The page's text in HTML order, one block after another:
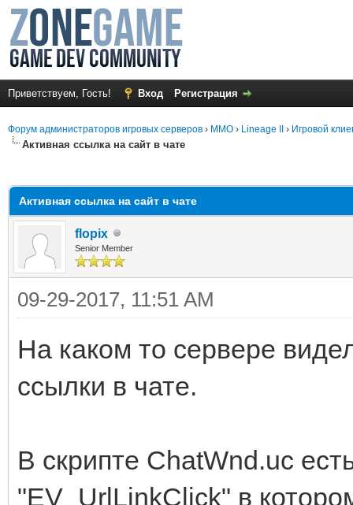
Приветствуем, Гость! Вход Регистрация
Форум администраторов игровых серверов › MMO › Lineage II › Игровой
Активная ссылка на сайт в чате
Активная ссылка на сайт в чате
flopix
Senior Member
09-29-2017, 11:51 AM
На каком то сервере
ссылки в чате.
В скрипте ChatWnd.uc
"EV_UrlLinkClick" в